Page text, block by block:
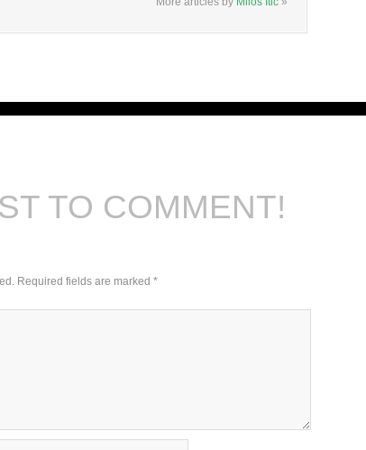
TO COMMENT!
Required fields are marked *